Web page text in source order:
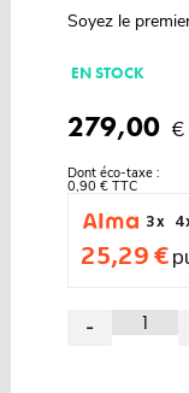
Soyez le
EN STOCK
279,00 €
Dont éco-taxe :
0,90 € TTC
3 x
4
25,29 €
-